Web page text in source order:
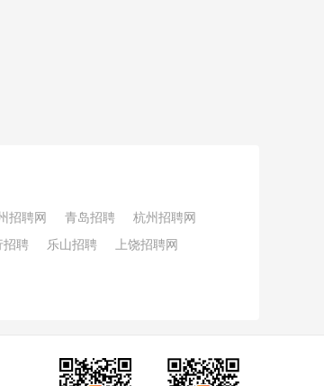
招聘网 青岛招聘
杭州招聘网
招聘 乐山招聘 上饶招聘网